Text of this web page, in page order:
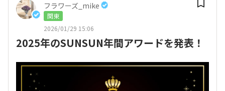
フラワーズ_mike
関東
2026/01/29 15:06
2025年のSUNSUN年間アワードを発表！